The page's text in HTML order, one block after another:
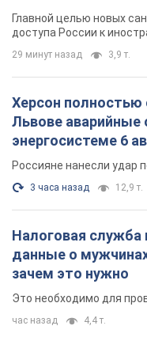
Главной целью новых
доступа России к
29 минут назад 3,9 т.
Херсон полностью
Львове аварийные
энергосистеме 6
Россияне нанесли удар
3 часа назад 12,9 т.
Налоговая
данные о
зачем это нужно
Это необходимо для
час назад 4,4 т.